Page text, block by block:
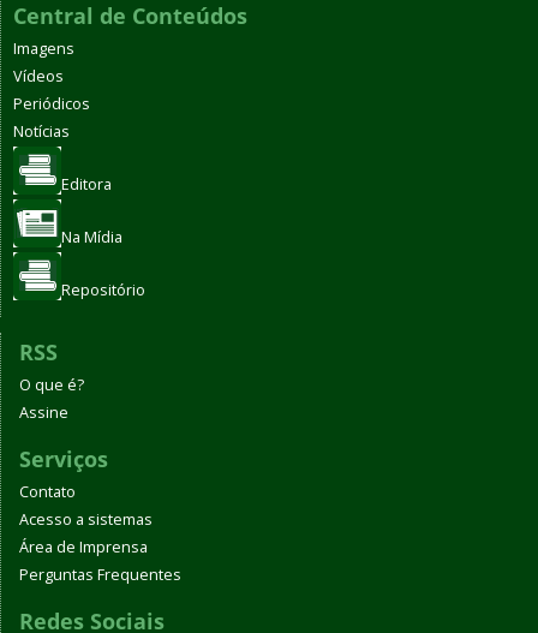
Central de Conteúdos
Imagens
Vídeos
Periódicos
Notícias
Editora
Na Mídia
Repositório
RSS
O que é?
Assine
Serviços
Contato
Acesso a sistemas
Área de Imprensa
Perguntas Frequentes
Redes Sociais